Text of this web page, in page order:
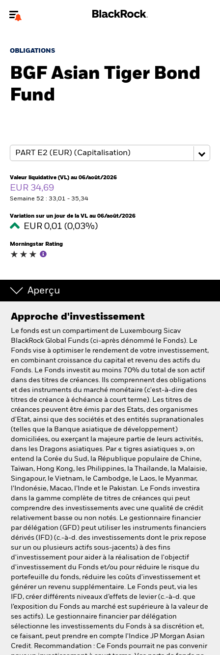
financiers.
jourvotre type d'utilisateur
A propos de BlackRock
Thèmes
ETFs & Fonds indiciels
Documents
Intermédiaires financiers.
BlackRock
iShares
Aladdin
Notre société
OBLIGATIONS
BGF Asian Tiger Bond
Fund
Valeur liquidative (VL) au 06/août/2026
EUR 34,69
Semaine 52 : 33,01 - 35,34
Variation sur un jour de la VL au 06/août/2026
EUR 0,01 (0,03%)
Morningstar Rating
Aperçu
Approche d'investissement
Le fonds est un compartiment de Luxembourg Sicav
BlackRock Global Funds (ci-après dénommé le Fonds). Le
Fonds vise à optimiser le rendement de votre investissement,
en combinant croissance du capital et revenu des actifs du
Fonds. Le Fonds investit au moins 70% du total de son actif
dans des titres de créances. Ils comprennent des obligations
et des instruments du marché monétaire (c'est-à-dire des
titres de créance à échéance à court terme). Les titres de
créances peuvent être émis par des Etats, des organismes
d'Etat, ainsi que des sociétés et des entités supranationales
(telles que la Banque asiatique de développement)
domiciliées, ou exerçant la majeure partie de leurs activités,
dans les Dragons asiatiques. Par « tigres asiatiques », on
entend la Corée du Sud, la République populaire de Chine,
Taïwan, Hong Kong, les Philippines, la Thaïlande, la Malaisie,
Singapour, le Vietnam, le Cambodge, le Laos, le Myanmar,
l’Indonésie, Macao, l’Inde et le Pakistan. Le Fonds investira
dans la gamme complète de titres de créances qui peut
comprendre des investissements avec une qualité de crédit
relativement basse ou non notés. Le gestionnaire financier
par délégation (GFD) peut utiliser les instruments financiers
dérivés (IFD) (c.-à-d. des investissements dont le prix repose
sur un ou plusieurs actifs sous-jacents) à des fins
d'investissement pour aider à la réalisation de l'objectif
d'investissement du Fonds et/ou pour réduire le risque du
portefeuille du fonds, réduire les coûts d'investissement et
générer un revenu supplémentaire. Le Fonds peut, via les
IFD, créer différents niveaux d’effets de levier (c.-à-d. que
l’exposition du Fonds au marché est supérieure à la valeur de
ses actifs). Le gestionnaire financier par délégation
sélectionne les investissements du Fonds à sa discrétion et,
ce faisant, peut prendre en compte l'Indice JP Morgan Asian
Credit. Recommandation : Ce Fonds pourrait ne pas convenir